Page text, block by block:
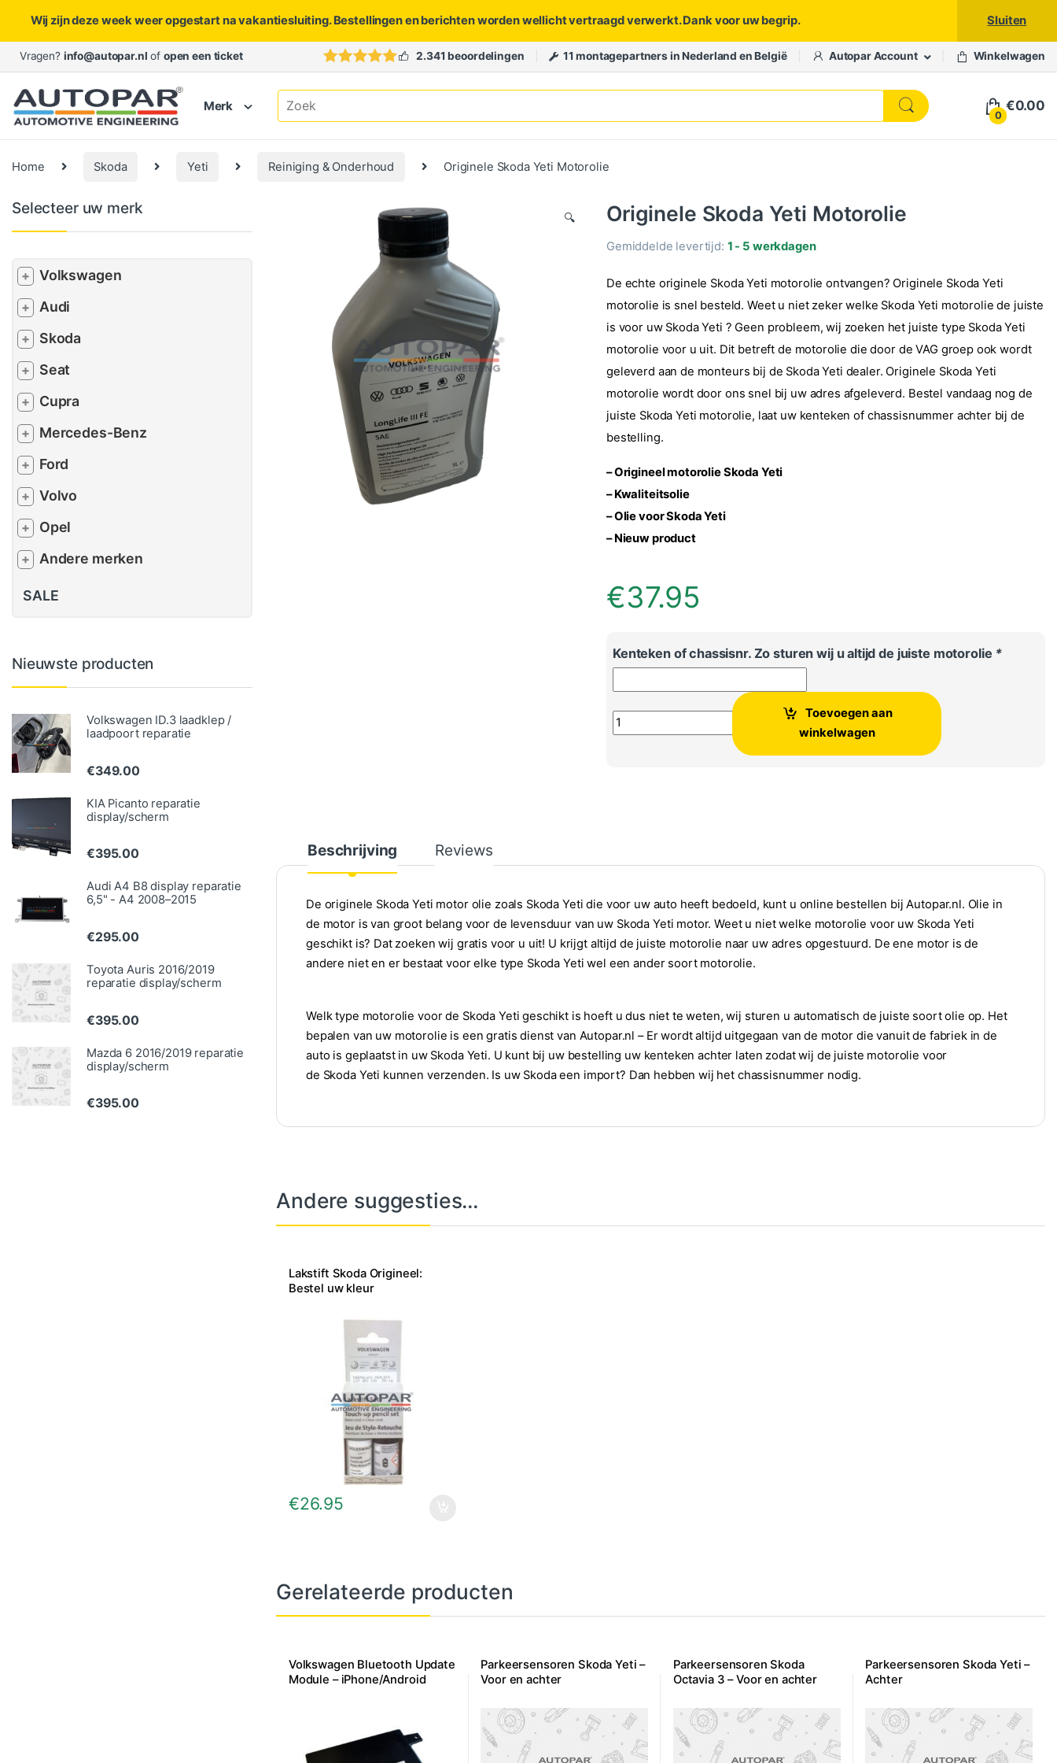
Wij zijn deze week weer opgestart na vakantiesluiting. Bestellingen en berichten worden wellicht vertraagd verwerkt. Dank voor uw begrip. Sluiten
Skip to navigation
Skip to content
Vragen? info@autopar.nl of open een ticket 2.341 beoordelingen 11 montagepartners in Nederland en België Autopar Account Winkelwagen
Merk
Search for:
0
€0.00
Home Skoda Yeti Reiniging & Onderhoud Originele Skoda Yeti Motorolie
🔍 Originele Skoda Yeti Motorolie
Gemiddelde levertijd: 1 - 5 werkdagen
De echte originele Skoda Yeti motorolie ontvangen? Originele Skoda Yeti
motorolie is snel besteld. Weet u niet zeker welke Skoda Yeti motorolie de juiste
is voor uw Skoda Yeti ? Geen probleem, wij zoeken het juiste type Skoda Yeti
motorolie voor u uit. Dit betreft de motorolie die door de VAG groep ook wordt
geleverd aan de monteurs bij de Skoda Yeti dealer. Originele Skoda Yeti
motorolie wordt door ons snel bij uw adres afgeleverd. Bestel vandaag nog de
juiste Skoda Yeti motorolie, laat uw kenteken of chassisnummer achter bij de
bestelling.
– Origineel motorolie Skoda Yeti
– Kwaliteitsolie
– Olie voor Skoda Yeti
– Nieuw product
€37.95
Kenteken of chassisnr. Zo sturen wij u altijd de juiste motorolie *
Originele Skoda Yeti Motorolie aantalToevoegen aan
winkelwagen
Beschrijving Reviews
De originele Skoda Yeti motor olie zoals Skoda Yeti die voor uw auto heeft bedoeld, kunt u online bestellen bij Autopar.nl. Olie in
de motor is van groot belang voor de levensduur van uw Skoda Yeti motor. Weet u niet welke motorolie voor uw Skoda Yeti
geschikt is? Dat zoeken wij gratis voor u uit! U krijgt altijd de juiste motorolie naar uw adres opgestuurd. De ene motor is de
andere niet en er bestaat voor elke type Skoda Yeti wel een ander soort motorolie.
Welk type motorolie voor de Skoda Yeti geschikt is hoeft u dus niet te weten, wij sturen u automatisch de juiste soort olie op. Het
bepalen van uw motorolie is een gratis dienst van Autopar.nl – Er wordt altijd uitgegaan van de motor die vanuit de fabriek in de
auto is geplaatst in uw Skoda Yeti. U kunt bij uw bestelling uw kenteken achter laten zodat wij de juiste motorolie voor
de Skoda Yeti kunnen verzenden. Is uw Skoda een import? Dan hebben wij het chassisnummer nodig.
Andere suggesties…
Lakstift Skoda Origineel:
Bestel uw kleur
€26.95
Gerelateerde producten
Volkswagen Bluetooth Update
Module – iPhone/Android
Parkeersensoren Skoda Yeti –
Voor en achter
Parkeersensoren Skoda
Octavia 3 – Voor en achter
Parkeersensoren Skoda Yeti –
Achter
Selecteer uw merk
+ Volkswagen
+ Audi
+ Skoda
+ Seat
+ Cupra
+ Mercedes-Benz
+ Ford
+ Volvo
+ Opel
+ Andere merken
SALE
Nieuwste producten
Volkswagen ID.3 laadklep /
laadpoort reparatie
€349.00
KIA Picanto reparatie
display/scherm
€395.00
Audi A4 B8 display reparatie
6,5" - A4 2008–2015
€295.00
Toyota Auris 2016/2019
reparatie display/scherm
€395.00
Mazda 6 2016/2019 reparatie
display/scherm
€395.00